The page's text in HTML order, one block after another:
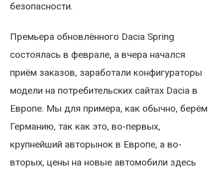
безопасности.
Премьера обновлённого Dacia Spring
состоялась в феврале, а вчера начался
приём заказов, заработали конфигураторы
модели на потребительских сайтах Dacia в
Европе. Мы для примера, как обычно, берём
Германию, так как это, во-первых,
крупнейший авторынок в Европе, а во-
вторых, цены на новые автомобили здесь